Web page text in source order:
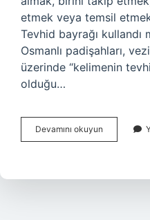
etmek veya temsil
Tevhid bayrağı kullandı
Osmanlı padişahları,
üzerinde “kelimenin
olduğu…
Devamını okuyun
Bayrağı
Bayrağı